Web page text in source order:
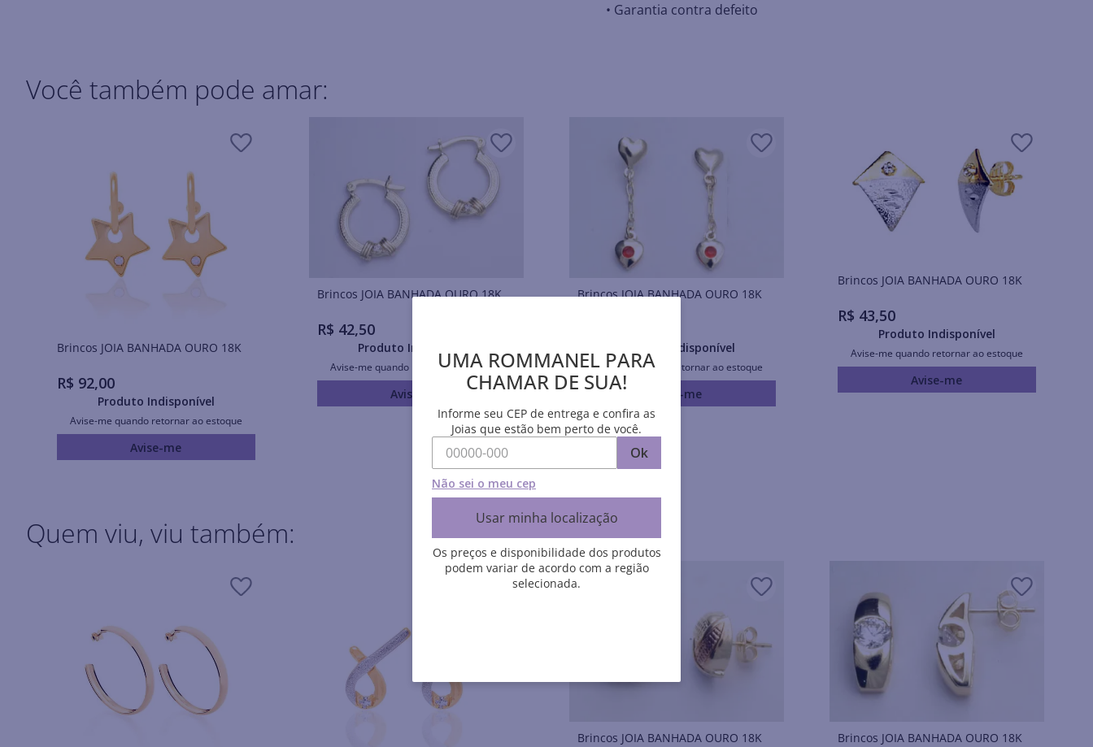
• Garantia contra defeito
Você também pode amar:
Brincos JOIA BANHADA OURO 18K
R$ 92,00
Produto Indisponível
Avise-me quando retornar ao estoque
Avise-me
Brincos JOIA BANHADA OURO 18K
R$ 42,50
Produto Indisponível
Avise-me quando retornar ao estoque
Avise-me
Brincos JOIA BANHADA OURO 18K
Produto Indisponível
Avise-me quando retornar ao estoque
Avise-me
Brincos JOIA BANHADA OURO 18K
R$ 43,50
Produto Indisponível
Avise-me quando retornar ao estoque
Avise-me
Quem viu, viu também:
Brincos JOIA BANHADA OURO 18K Brincos JOIA BANHADA OURO 18K
UMA ROMMANEL PARA
CHAMAR DE SUA!
Informe seu CEP de entrega e confira as
Joias que estão bem perto de você.
Ok
Não sei o meu cep
Usar minha localização
Os preços e disponibilidade dos produtos
podem variar de acordo com a região
selecionada.